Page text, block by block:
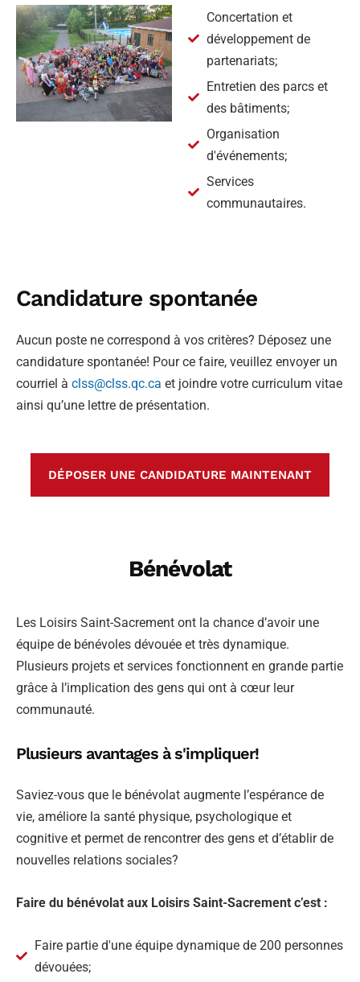
Concertation et
développement de
partenariats;
Entretien des parcs et
des bâtiments;
Organisation
d'événements;
Services
communautaires.
Candidature spontanée
Aucun poste ne correspond à vos critères? Déposez une
candidature spontanée! Pour ce faire, veuillez envoyer un
courriel à clss@clss.qc.ca et joindre votre curriculum vitae
ainsi qu’une lettre de présentation.
DÉPOSER UNE CANDIDATURE MAINTENANT
Bénévolat
Les Loisirs Saint-Sacrement ont la chance d’avoir une
équipe de bénévoles dévouée et très dynamique.
Plusieurs projets et services fonctionnent en grande partie
grâce à l’implication des gens qui ont à cœur leur
communauté.
Plusieurs avantages à s'impliquer!
Saviez-vous que le bénévolat augmente l’espérance de
vie, améliore la santé physique, psychologique et
cognitive et permet de rencontrer des gens et d’établir de
nouvelles relations sociales?
Faire du bénévolat aux Loisirs Saint-Sacrement c’est :
Faire partie d'une équipe dynamique de 200 personnes
dévouées;